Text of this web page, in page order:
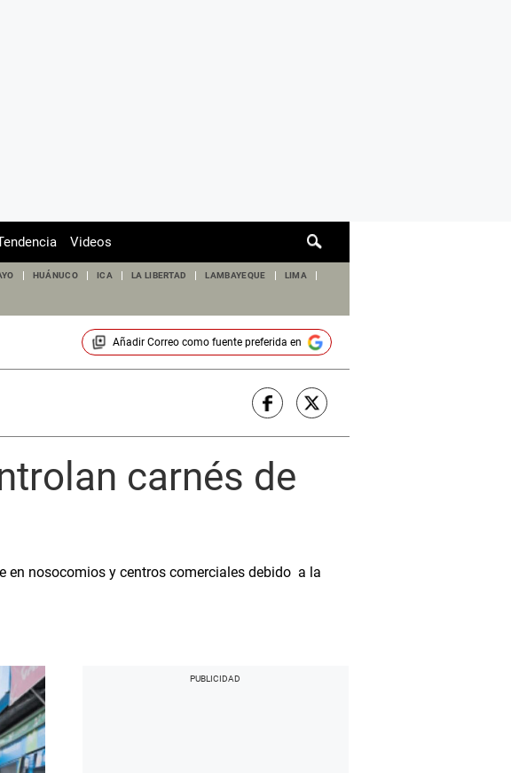
de
Videos
HUÁNUCO ICA LA LIBERTAD LAMBAYEQUE LIMA
Añadir Correocomo fuente preferida en
carnés de
en nosocomios y centros comerciales debido a la